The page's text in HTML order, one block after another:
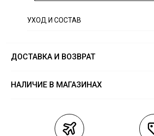
УХОД И СОСТАВ
ДОСТАВКА И ВОЗВРАТ
Курьерская доставка СДЭК
НАЛИЧИЕ В МАГАЗИНАХ